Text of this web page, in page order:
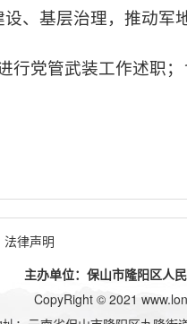
、基层治理，推动军
党管武装工作述职
法律声明
主办单位：保山市隆阳区人
CopyRight © 2021